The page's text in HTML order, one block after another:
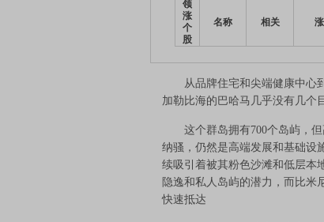
领
涨
个
股
名称 相关
从品牌住宅和尖端健康中心到
加勒比海的巴哈马几乎没有几个
这个群岛拥有700个岛屿，但
纳骚，仍然是高端发展和基础设
续吸引着被其粉色沙滩和低层本
隐逸和私人岛屿的潜力，而比米
快速抵达